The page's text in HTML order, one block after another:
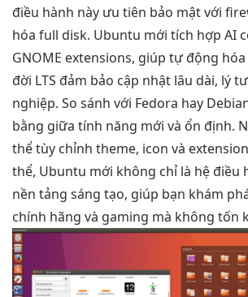
điều hành này ưu tiên bảo mật với
hóa full disk. Ubuntu mới tích hợp AI
GNOME extensions, giúp tự động
đời LTS đảm bảo cập nhật lâu dài, lý
nghiệp. So sánh với Fedora hay
bằng giữa tính năng mới và ổn định.
thể tùy chỉnh theme, icon và
thể, Ubuntu mới không chỉ là hệ điều
nền tảng sáng tạo, giúp bạn khám
chính hãng và gaming mà không tốn